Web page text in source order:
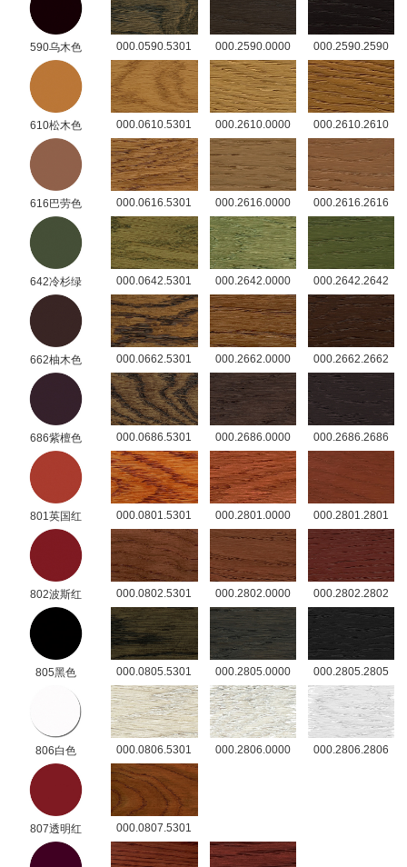
590乌木色 000.0590.5301 000.2590.0000 000.2590.2590
610松木色 000.0610.5301 000.2610.0000 000.2610.2610
616巴劳色 000.0616.5301 000.2616.0000 000.2616.2616
642冷杉绿 000.0642.5301 000.2642.0000 000.2642.2642
662柚木色 000.0662.5301 000.2662.0000 000.2662.2662
686紫檀色 000.0686.5301 000.2686.0000 000.2686.2686
801英国红 000.0801.5301 000.2801.0000 000.2801.2801
802波斯红 000.0802.5301 000.2802.0000 000.2802.2802
805黑色 000.0805.5301 000.2805.0000 000.2805.2805
806白色 000.0806.5301 000.2806.0000 000.2806.2806
807透明红 000.0807.5301